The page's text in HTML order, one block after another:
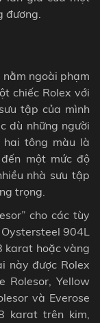
đương.
nằm ngoài phạm
chiếc Rolex với
tập của mình
dù những người
hai tông màu là
một mức độ
nhà sưu tập
trọng.
cho các tùy
904L
karat hoặc vàng
này được Rolex
Rolesor, Yellow
và Everose
karat trên kim,